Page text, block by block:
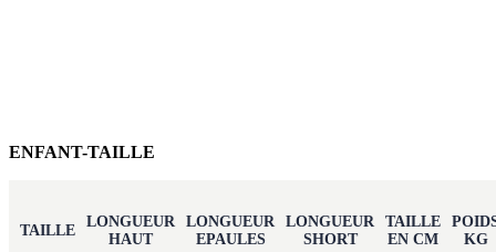
ENFANT-TAILLE
TAILLE
LONGUEUR
HAUT
LONGUEUR
EPAULES
LONGUEUR
SHORT
TAILLE
EN CM
KG